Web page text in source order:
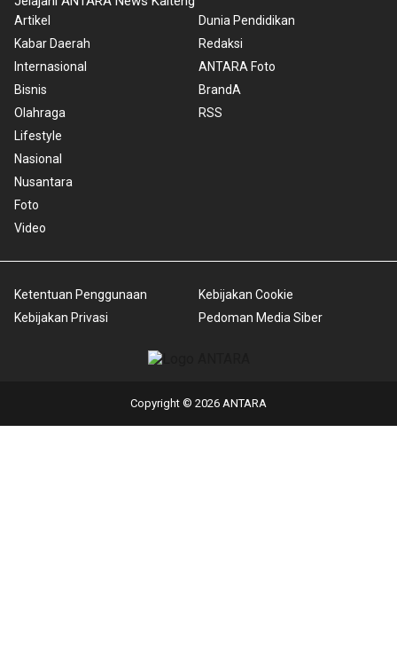
Artikel
Kabar Daerah
Internasional
Bisnis
Olahraga
Lifestyle
Nasional
Nusantara
Foto
Video
Dunia Pendidikan
Redaksi
ANTARA Foto
BrandA
RSS
Ketentuan Penggunaan
Kebijakan Privasi
Kebijakan Cookie
Pedoman Media Siber
Copyright © 2026 ANTARA